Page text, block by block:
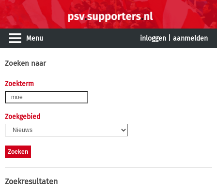
Menu inloggen aanmelden
Zoeken naar
Zoekterm
Zoekgebied
Zoekresultaten